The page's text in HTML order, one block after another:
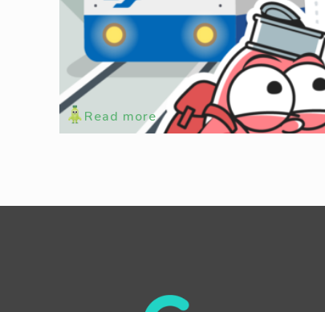
【綠色交通】通勤族如何省荷包？
大眾交通工具是公認較為節能減碳又安全便利的通勤
家一起來看看幾種比較常見的交通定期票券優惠方式
Read more